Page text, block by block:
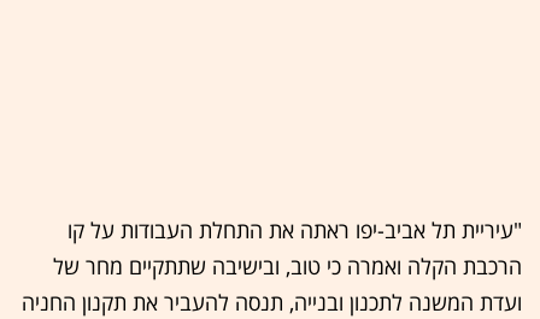
"עיריית תל אביב-יפו ראתה את התחלת העבודות על קו
הרכבת הקלה ואמרה כי טוב, ובישיבה שתתקיים מחר של
ועדת המשנה לתכנון ובנייה, תנסה להעביר את תקנון החניה